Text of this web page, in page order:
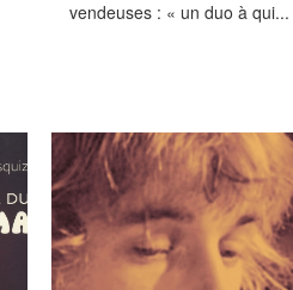
vendeuses : « un duo à qui...